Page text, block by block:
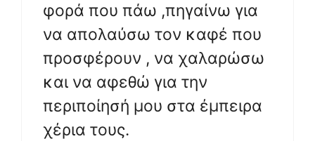
φορά που πάω ,πηγαίνω για
να απολαύσω τον καφέ που
προσφέρουν , να χαλαρώσω
και να αφεθώ για την
περιποίησή μου στα έμπειρα
χέρια τους.